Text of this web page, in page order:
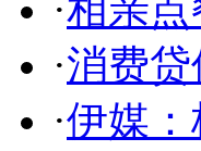
·相亲
·消费
·伊媒